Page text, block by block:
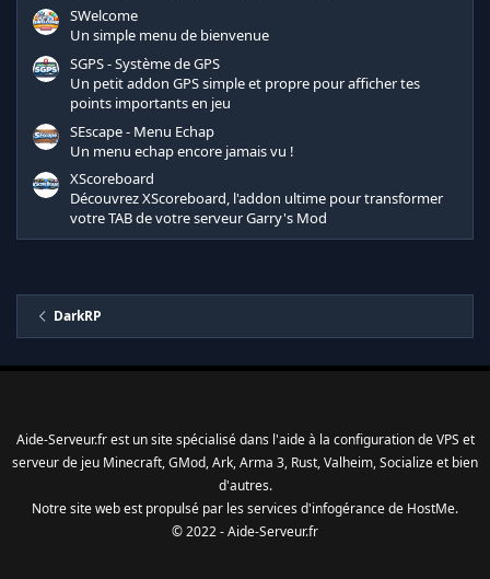
SWelcome
Un simple menu de bienvenue
SGPS - Système de GPS
Un petit addon GPS simple et propre pour afficher tes
points importants en jeu
SEscape - Menu Echap
Un menu echap encore jamais vu !
XScoreboard
Découvrez XScoreboard, l'addon ultime pour transformer
votre TAB de votre serveur Garry's Mod
DarkRP
Aide-Serveur.fr est un site spécialisé dans l'aide à la configuration de VPS et
serveur de jeu Minecraft, GMod, Ark, Arma 3, Rust, Valheim, Socialize et bien
d'autres.
Notre site web est propulsé par les services d'infogérancede HostMe.
© 2022 - Aide-Serveur.fr